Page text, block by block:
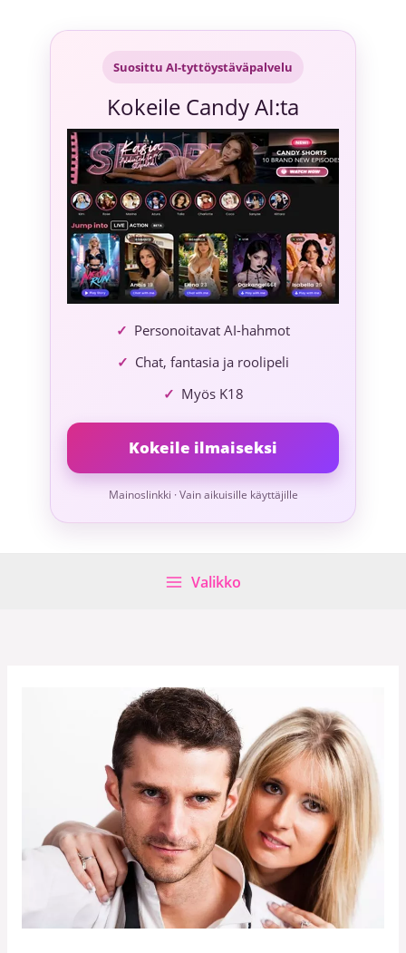
sisältöön
Suosittu AI-tyttöystäväpalvelu
Kokeile Candy AI:ta
Personoitavat AI-hahmot
Chat, fantasia ja roolipeli
Myös K18
Kokeile ilmaiseksi
Mainoslinkki · Vain aikuisille käyttäjille
Valikko